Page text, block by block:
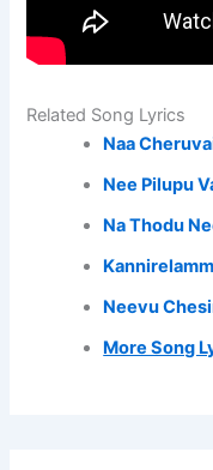
Related Song Lyrics
Naa
Nee Pilupu
Na Thodu
Neevu
More Song